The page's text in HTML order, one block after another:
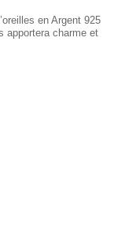
en Argent 925
apportera charme et